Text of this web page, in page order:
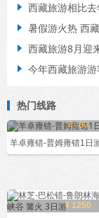
 西藏旅游相比
 暑假游火热 西
 西藏旅游8月迎
 今年西藏旅游
热门线路
¥ 480
羊卓雍错-普姆雍错1日
¥ 1250